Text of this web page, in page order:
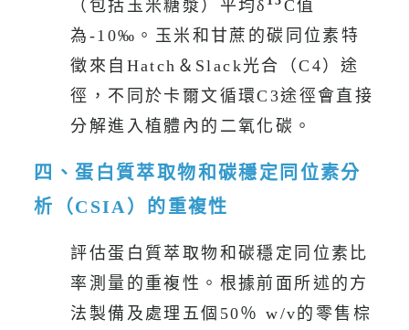
四、蛋白質萃取物和碳穩定同位素分
析（CSIA）的重複性
評估蛋白質萃取物和碳穩定同位素比
法製備及處理五個50％ w/v的零售棕
櫚糖溶液。由分析結果可表示具有再
物，平均δ 13C
值為-24.19‰，樣品標
準偏差[sd（σn-1）]為0.16‰。